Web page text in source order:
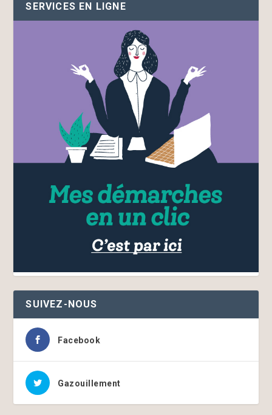
SERVICES EN LIGNE
SUIVEZ-NOUS
Facebook
Gazouillement